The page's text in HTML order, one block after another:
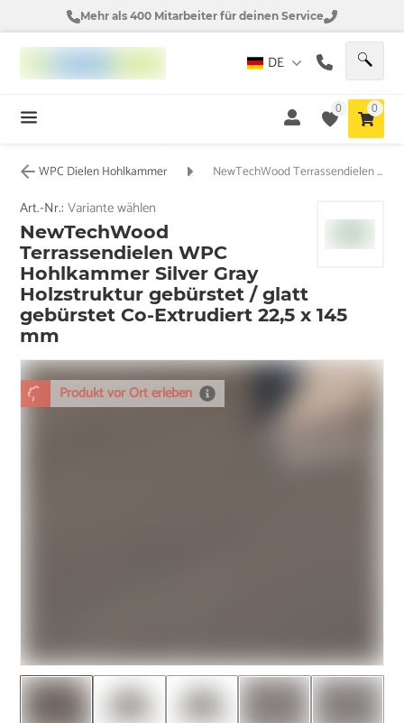
Mehr als 400 Mitarbeiter für deinen Service
DE
0 0
WPC Dielen Hohlkammer NewTechWood Terrassendielen WPC Hohlkammer Silver Gray Holzstruktur gebürstet / glatt gebürstet Co-Extrudiert 22,5 x 145 mm
Produkt vor Ort erleben
Art.-Nr.:Variante wählen
NewTechWood
Terrassendielen WPC
Hohlkammer Silver Gray
Holzstruktur gebürstet / glatt
gebürstet Co-Extrudiert 22,5 x 145
mm